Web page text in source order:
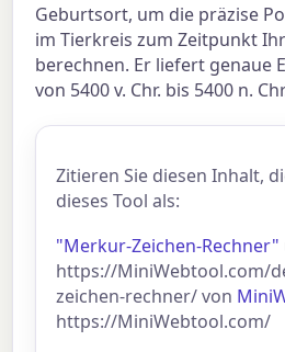
Geburtsort, um die präzise
im Tierkreis zum Zeitpunkt
berechnen. Er liefert genaue
von 5400 v. Chr. bis 5400 n.
Zitieren Sie diesen Inhalt,
dieses Tool als:
"Merkur-Zeichen-Rechner"
https://MiniWebtool.com/
zeichen-rechner/ von
https://MiniWebtool.com/